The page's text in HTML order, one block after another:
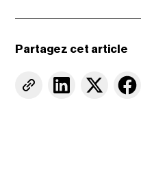
Partagez cet article